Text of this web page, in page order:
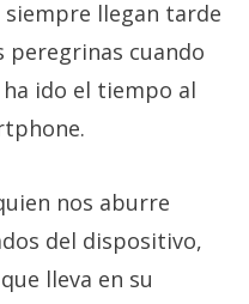
llegan tarde
peregrinas cuando
ido el tiempo al
nos aburre
del dispositivo,
lleva en su